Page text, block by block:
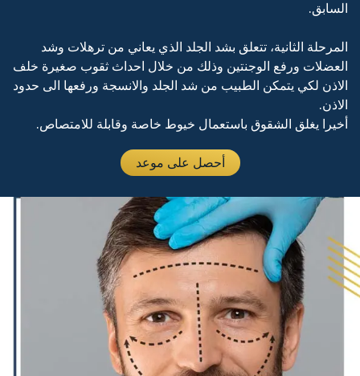
السابق.
المرحلة الثانية، تتعلق بشد الجلد الذي يعاني من ترهلات وشد
العضلات ورفع الوجنتين وذلك من خلال احداث ثقوب صغيرة خلف
الاذن لكي يتمكن الطبيب من شد الجلد والانسجة ورفعها الى حدود
الاذن.
أخيرا يغلق الشقوق باستعمال خيوط خاصة وقابلة للامتصاص.
أحصل على موعد